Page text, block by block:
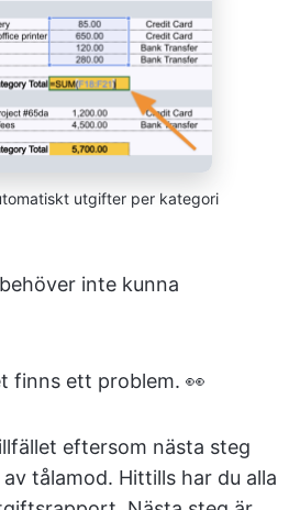
utgifter per kategori
inte kunna
finns ett problem. 👀
eftersom nästa steg
tålamod. Hittills har du alla